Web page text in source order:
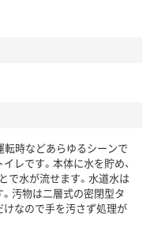
転時などあらゆるシーンで
レです。本体に水を貯め、
で水が流せます。水道水は
汚物は二層式の密閉型タ
けなので手を汚さず処理が